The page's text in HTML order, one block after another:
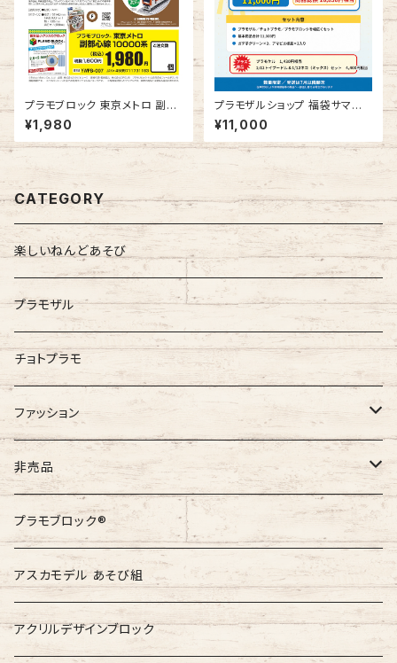
プラモブロック 東京メトロ 副都
心線 10000系
¥1,980
プラモザルショップ 福袋サマー
セール スタンダード
¥11,000
CATEGORY
楽しいねんどあそび
プラモザル
チョトプラモ
ファッション
GAIJIN MADE
非売品
非売品
非売品
プラモブロック®︎
アスカモデル あそび組
アクリルデザインブロック